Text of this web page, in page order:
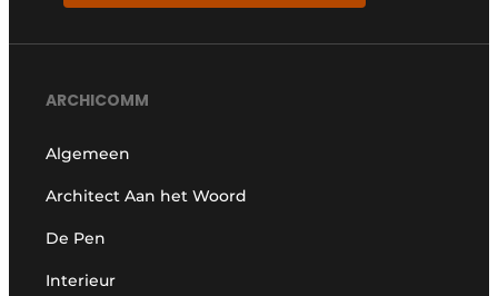
ARCHICOMM
Algemeen
Architect Aan het Woord
De Pen
Interieur